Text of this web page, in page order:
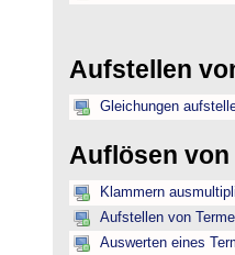
Aufstellen
Gleichungen
Auflösen von
Klammern
Aufstellen von
Auswerten eines